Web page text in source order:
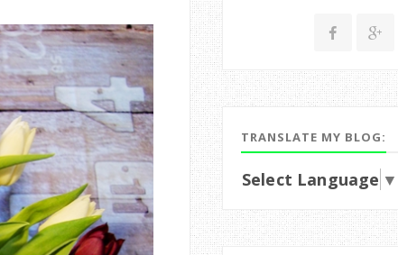
TRANSLATE MY BLOG:
Select Language ▼